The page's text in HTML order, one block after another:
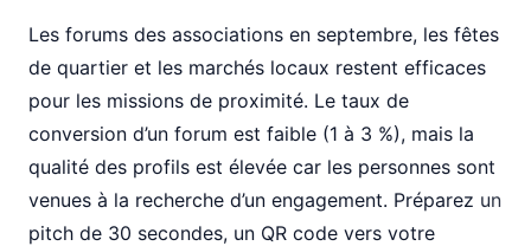
Les forums des associations en septembre, les fêtes
de quartier et les marchés locaux restent efficaces
pour les missions de proximité. Le taux de
conversion d’un forum est faible (1 à 3 %), mais la
qualité des profils est élevée car les personnes sont
venues à la recherche d’un engagement. Préparez un
pitch de 30 secondes, un QR code vers votre